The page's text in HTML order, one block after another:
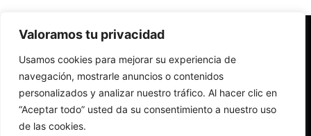
Valoramos tu privacidad
Usamos cookies para mejorar su experiencia de
navegación, mostrarle anuncios o contenidos
personalizados y analizar nuestro tráfico. Al hacer clic en
“Aceptar todo” usted da su consentimiento a nuestro uso
de las cookies.
Redes Cristianas
Una mirada alternativa sobre la Iglesia católica y la sociedad
- Colectivos de Redes Cristianas